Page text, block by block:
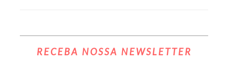
RECEBA NOSSA NEWSLETTER